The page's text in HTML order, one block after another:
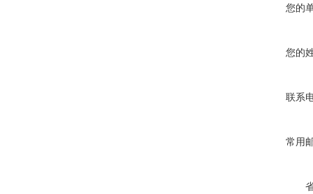
您的
您的
联系
常用